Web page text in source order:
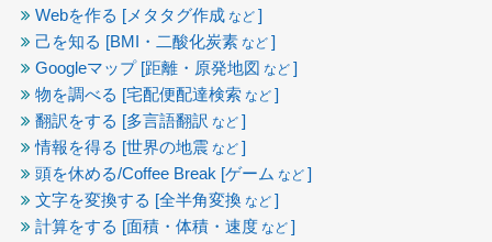
Webを作る [メタタグ作成 など ]
己を知る [BMI・二酸化炭素 など ]
Googleマップ [距離・原発地図 など ]
物を調べる [宅配便配達検索 など ]
翻訳をする [多言語翻訳 など ]
情報を得る [世界の地震 など ]
頭を休める/Coffee Break [ゲーム など ]
文字を変換する [全半角変換 など ]
計算をする [面積・体積・速度 など ]